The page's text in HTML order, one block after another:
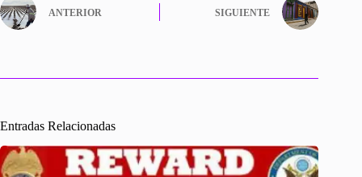
pp
ANTERIOR SIGUIENTE
Entradas Relacionadas